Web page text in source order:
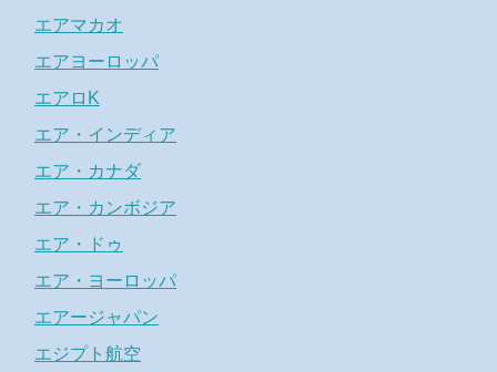
エアマカオ
エアヨーロッパ
エアロK
エア・インディア
エア・カナダ
エア・カンボジア
エア・ドゥ
エア・ヨーロッパ
エアージャパン
エジプト航空